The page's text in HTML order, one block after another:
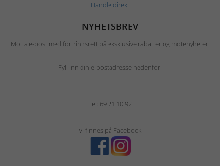
Handle direkt
NYHETSBREV
Motta e-post med fortrinnsrett på eksklusive rabatter og motenyheter.
Fyll inn din e-postadresse nedenfor.
Tel: 69 21 10 92
Vi finnes på Facebook